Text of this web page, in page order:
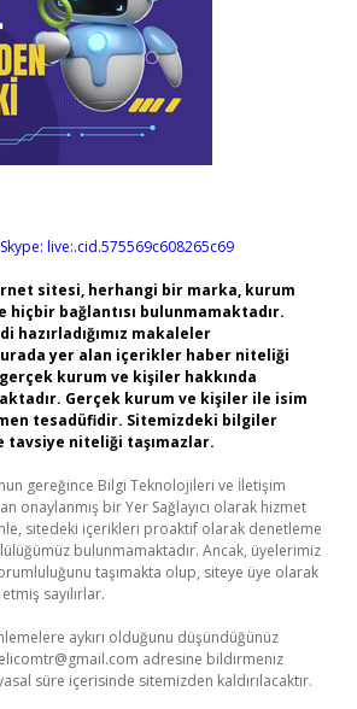
Skype: live:.cid.575569c608265c69
sitesi, herhangi bir marka, kurum
hiçbir bağlantısı bulunmamaktadır.
hazırladığımız makaleler
yer alan içerikler haber niteliği
kurum ve kişiler hakkında
Gerçek kurum ve kişiler ile isim
tesadüfidir. Sitemizdeki bilgiler
tavsiye niteliği taşımazlar.
gereğince Bilgi Teknolojileri ve İletişim
onaylanmış bir Yer Sağlayıcı olarak hizmet
sitedeki içerikleri proaktif olarak denetleme
bulunmamaktadır. Ancak, üyelerimiz
taşımakta olup, siteye üye olarak
sayılırlar.
aykırı olduğunu düşündüğünüz
adresine bildirmeniz
süre içerisinde sitemizden kaldırılacaktır.